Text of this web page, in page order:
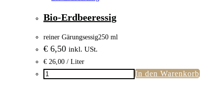
Bio-Erdbeeressig
reiner Gärungsessig250 ml
€ 6,50 inkl. USt.
€ 26,00 / Liter
Bio-
In den Warenkorb